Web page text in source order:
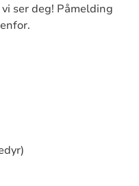
ser deg! Påmelding